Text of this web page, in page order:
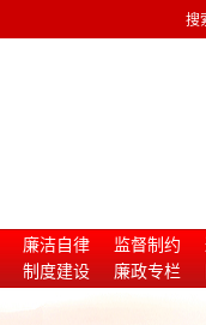
搜
廉洁自律 监督制约
制度建设 廉政专栏